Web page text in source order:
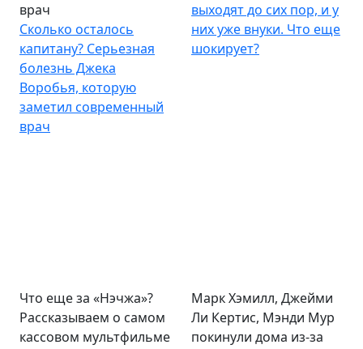
врач
Сколько осталось
капитану? Серьезная
болезнь Джека
Воробья, которую
заметил современный
врач
выходят до сих пор, и у
них уже внуки. Что еще
шокирует?
Что еще за «Нэчжа»?
Рассказываем о самом
кассовом мультфильме
Марк Хэмилл, Джейми
Ли Кертис, Мэнди Мур
покинули дома из-за